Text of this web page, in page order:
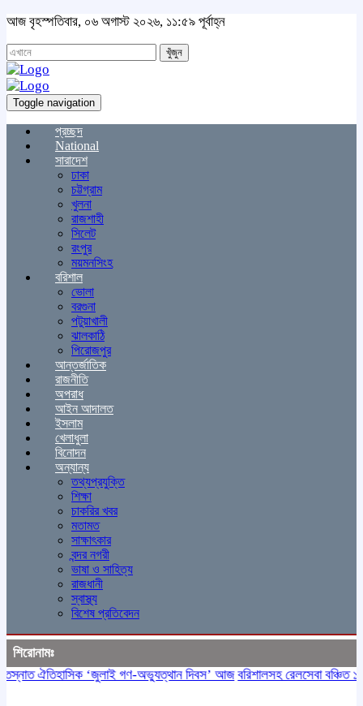
আজ বৃহস্পতিবার, ০৬ অগাস্ট ২০২৬, ১১:৫৯ পূর্বাহ্ন
খুঁজুন
Toggle navigation
প্রচ্ছদ
National
সারাদেশ
ঢাকা
চট্টগ্রাম
খুলনা
রাজশাহী
সিলেট
রংপুর
ময়মনসিংহ
বরিশাল
ভোলা
বরগুনা
পটুয়াখালী
ঝালকাঠি
পিরোজপুর
আন্তর্জাতিক
রাজনীতি
অপরাধ
আইন আদালত
ইসলাম
খেলাধুলা
বিনোদন
অন্যান্য
তথ্যপ্রযুক্তি
শিক্ষা
চাকরির খবর
মতামত
সাক্ষাৎকার
বন্দর নগরী
ভাষা ও সাহিত্য
রাজধানী
স্বাস্থ্য
বিশেষ প্রতিবেদন
শিরোনামঃ
ঐতিহাসিক ‌‘জুলাই গণ-অভ্যুত্থান দিবস’ আজ বরিশালসহ রেলসেবা বঞ্চিত ১৬